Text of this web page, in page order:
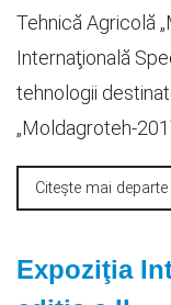
Tehnică Agricolă
Internaţională
tehnologii
„Moldagroteh-
Citește mai departe
Expoziţia